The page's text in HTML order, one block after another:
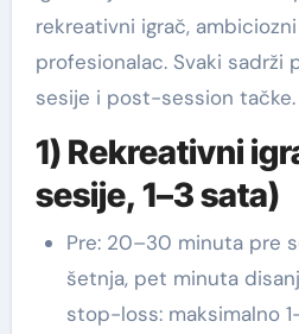
rekreativni igrač,
profesionalac. Svaki sadrži
sesije i post-session tačke.
1) Rekreativni
sesije, 1–3 sata)
Pre: 20–30 minuta pre
šetnja, pet minuta
stop-loss: maksimalno